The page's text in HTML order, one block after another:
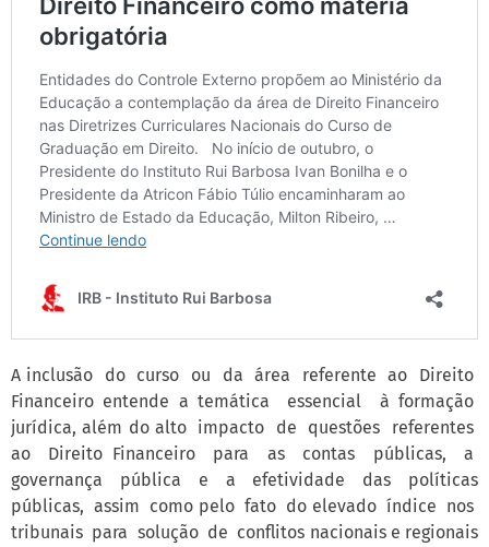
A inclusão do curso ou da área referente ao Direito
Financeiro entende a temática essencial à formação
jurídica, além do alto impacto de questões referentes
ao Direito Financeiro para as contas públicas, a
governança pública e a efetividade das políticas
públicas, assim como pelo fato do elevado índice nos
tribunais para solução de conflitos nacionais e regionais